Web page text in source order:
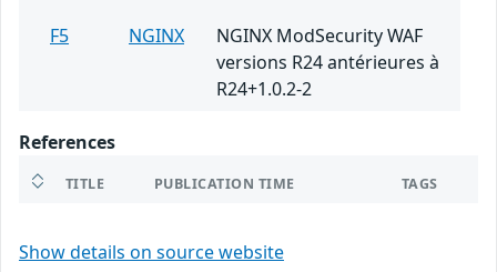
F5
NGINX
NGINX ModSecurity WAF
versions R24 antérieures à
R24+1.0.2-2
References
TITLE PUBLICATION TIME TAGS
Show details on source website